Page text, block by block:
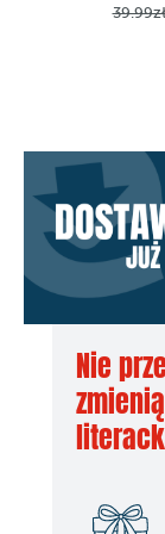
39.99zł
Nie